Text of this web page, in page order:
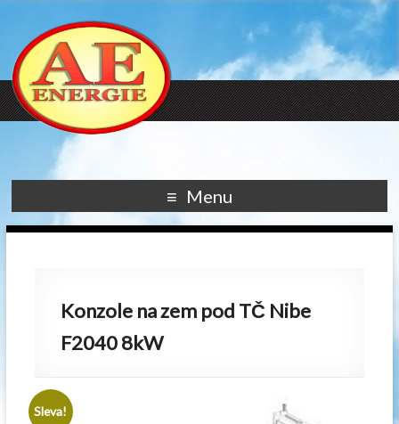
Menu
Konzole na zem pod TČ Nibe
F2040 8kW
Sleva!